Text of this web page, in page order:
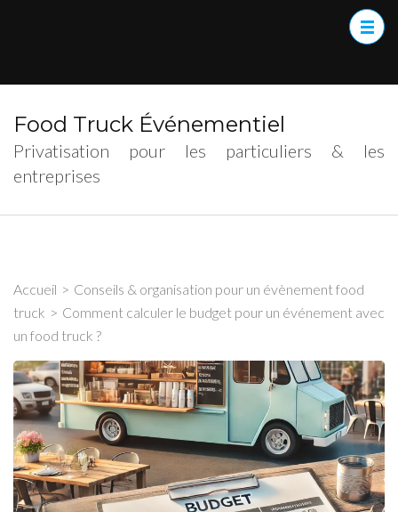
Food Truck Événementiel
Privatisation pour les particuliers & les
entreprises
Accueil > Conseils & organisation pour un évènement food
truck > Comment calculer le budget pour un événement avec
un food truck ?